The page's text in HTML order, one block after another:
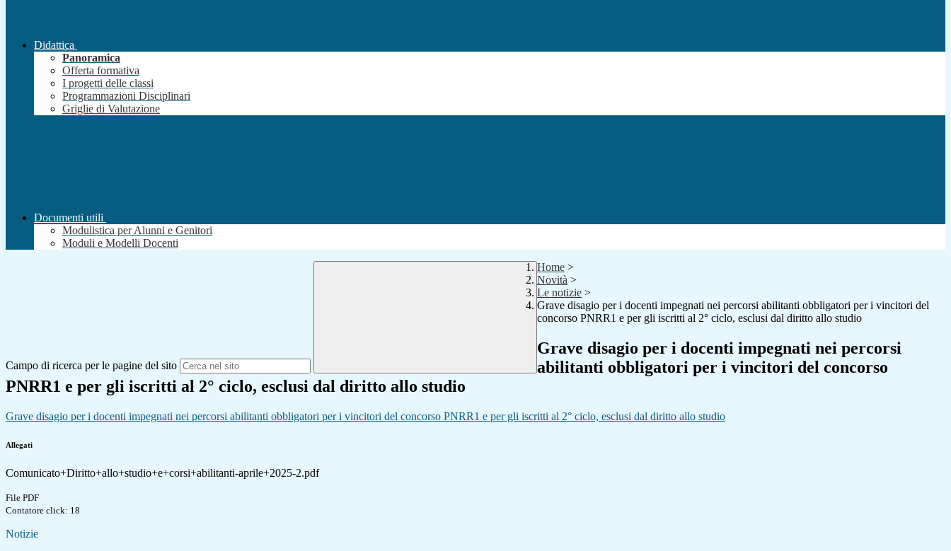
Didattica
Panoramica
Offerta formativa
I progetti delle classi
Programmazioni Disciplinari
Griglie di Valutazione
Documenti utili
Modulistica per Alunni e Genitori
Moduli e Modelli Docenti
Campo di ricerca per le pagine del sito
Home >
Novità >
Le notizie >
Grave disagio per i docenti impegnati nei percorsi abilitanti obbligatori per i vincitori del
concorso PNRR1 e per gli iscritti al 2° ciclo, esclusi dal diritto allo studio
Grave disagio per i docenti impegnati nei percorsi
abilitanti obbligatori per i vincitori del concorso
PNRR1 e per gli iscritti al 2° ciclo, esclusi dal diritto allo studio
Grave disagio per i docenti impegnati nei percorsi abilitanti obbligatori per i vincitori del concorso PNRR1 e per gli iscritti al 2° ciclo, esclusi dal diritto allo studio
Allegati
Comunicato+Diritto+allo+studio+e+corsi+abilitanti-aprile+2025-2.pdf
File PDF
Contatore click: 18
Notizie